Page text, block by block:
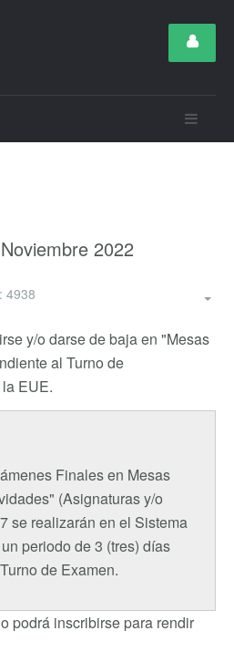
2022
4938
y/o darse de baja en "Mesas
al Turno de
EUE.
Finales en Mesas
(Asignaturas y/o
se realizarán en el Sistema
periodo de 3 (tres) días
de Examen.
podrá inscribirse para rendir